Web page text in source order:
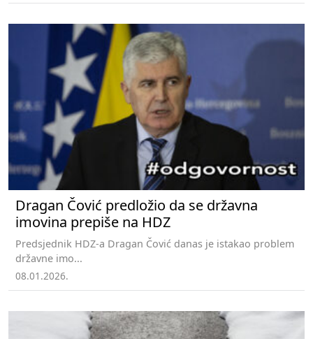
Dragan Čović predložio da se državna
imovina prepiše na HDZ
Predsjednik HDZ-a Dragan Čović danas je istakao problem
državne imo...
08.01.2026.